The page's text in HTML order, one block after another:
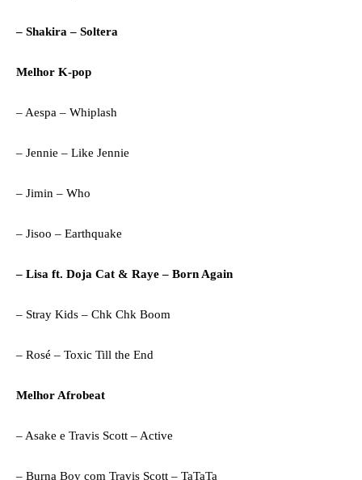
– Shakira – Soltera
Melhor K-pop
– Aespa – Whiplash
– Jennie – Like Jennie
– Jimin – Who
– Jisoo – Earthquake
– Lisa ft. Doja Cat & Raye – Born Again
– Stray Kids – Chk Chk Boom
– Rosé – Toxic Till the End
Melhor Afrobeat
– Asake e Travis Scott – Active
– Burna Boy com Travis Scott – TaTaTa